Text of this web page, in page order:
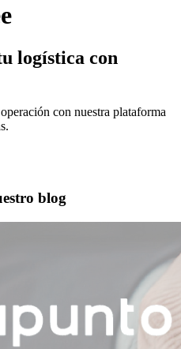
logística con
con nuestra plataforma
blog